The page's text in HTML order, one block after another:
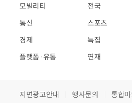
모빌리티
통신
경제
플랫폼·유통
전국
스포츠
특집
연재
지면광고안내 행사문의 통합